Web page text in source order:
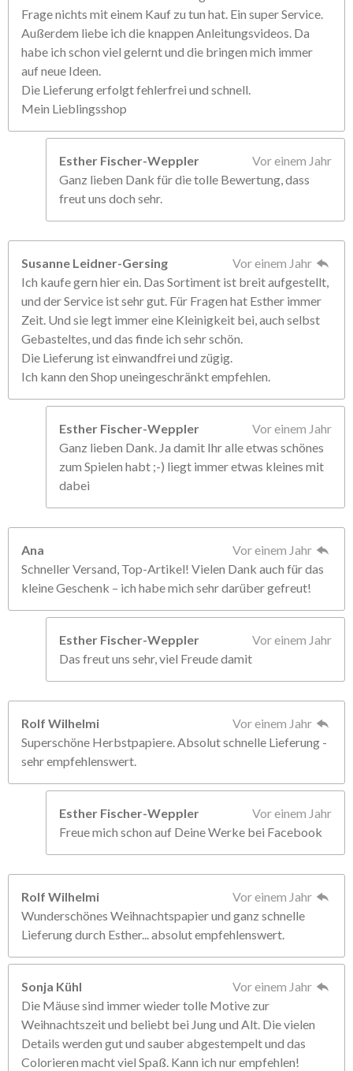
Frage nichts mit einem Kauf zu tun hat. Ein super Service.
Außerdem liebe ich die knappen Anleitungsvideos. Da
habe ich schon viel gelernt und die bringen mich immer
auf neue Ideen.
Die Lieferung erfolgt fehlerfrei und schnell.
Mein Lieblingsshop
Esther Fischer-Weppler
Vor einem Jahr
Ganz lieben Dank für die tolle Bewertung, dass
freut uns doch sehr.
Susanne Leidner-Gersing
Vor einem Jahr
Ich kaufe gern hier ein. Das Sortiment ist breit aufgestellt,
und der Service ist sehr gut. Für Fragen hat Esther immer
Zeit. Und sie legt immer eine Kleinigkeit bei, auch selbst
Gebasteltes, und das finde ich sehr schön.
Die Lieferung ist einwandfrei und zügig.
Ich kann den Shop uneingeschränkt empfehlen.
Esther Fischer-Weppler
Vor einem Jahr
Ganz lieben Dank. Ja damit Ihr alle etwas schönes
zum Spielen habt ;-) liegt immer etwas kleines mit
dabei
Ana
Vor einem Jahr
Schneller Versand, Top-Artikel! Vielen Dank auch für das
kleine Geschenk – ich habe mich sehr darüber gefreut!
Esther Fischer-Weppler
Vor einem Jahr
Das freut uns sehr, viel Freude damit
Rolf Wilhelmi
Vor einem Jahr
Superschöne Herbstpapiere. Absolut schnelle Lieferung -
sehr empfehlenswert.
Esther Fischer-Weppler
Vor einem Jahr
Freue mich schon auf Deine Werke bei Facebook
Rolf Wilhelmi
Vor einem Jahr
Wunderschönes Weihnachtspapier und ganz schnelle
Lieferung durch Esther... absolut empfehlenswert.
Sonja Kühl
Vor einem Jahr
Die Mäuse sind immer wieder tolle Motive zur
Weihnachtszeit und beliebt bei Jung und Alt. Die vielen
Details werden gut und sauber abgestempelt und das
Colorieren macht viel Spaß. Kann ich nur empfehlen!